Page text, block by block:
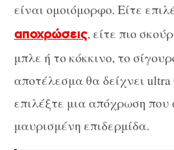
είναι ομοιόμορφο. Είτε
αποχρώσεις, είτε πιο
μπλε ή το κόκκινο, το
αποτέλεσμα θα δείχνει
επιλέξτε μια απόχρωση που
μαυρισμένη επιδερμίδα.